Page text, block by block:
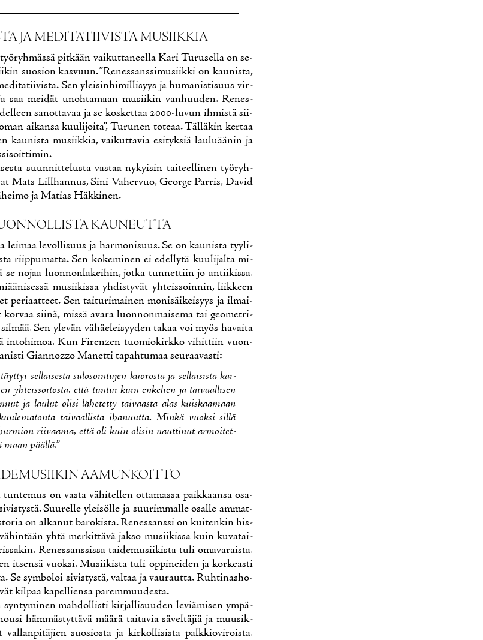
JA ME­DI­TA­TII­VIS­TA MUSIIK­KIA
pit­kään vai­kut­ta­neel­la Ka­ri Tu­rusel­la on se­
suo­sion kas­vuun. ”Re­nes­sans­si­musiik­ki on kau­nis­ta,
Sen ylei­sin­hi­mil­li­syys ja hu­ma­nis­ti­suus vir­
saa mei­dät unoh­ta­maan musii­kin van­huu­den. Re­nes­
sa­not­ta­vaa ja se kos­ket­taa 2000-lu­vun ih­mis­tä sii­
ai­kan­sa kuu­li­joi­ta”, Tu­ru­nen to­te­aa. Täl­lä­kin ker­taa
kau­nis­ta musiik­kia, vai­kut­ta­via esi­tyk­siä lau­lu­ää­nin ja
suun­nit­te­lus­ta vas­taa ny­kyi­sin tai­teel­li­nen työ­ryh­
Mats Lill­han­nus, Si­ni Va­her­vuo, Geor­ge Par­ris, Da­vid
ja Ma­tias Häk­ki­nen.
KAU­NEUT­TA
lei­maa le­vol­li­suus ja har­mo­ni­suus. Se on kau­nis­ta tyy­li-
riip­pu­mat­ta. Sen ko­ke­mi­nen ei edel­ly­tä kuu­li­jal­ta mi­
se no­jaa luon­non­la­kei­hin, jot­ka tun­net­tiin jo an­tii­kis­sa.
musii­kis­sa yh­dis­ty­vät yh­teis­soin­nin, liik­keen
pe­ri­aat­teet. Sen tai­tu­ri­mai­nen mo­ni­säi­kei­syys ja il­mai­
sii­nä, mis­sä ava­ra luon­non­mai­se­ma tai geo­met­ri­
Sen yle­vän vä­häe­lei­syy­den ta­kaa voi myös ha­vai­ta
in­to­hi­moa. Kun Fi­renzen tuo­mio­kirk­ko vi­hit­tiin vuon­
Gian­nozzo Ma­net­ti ta­pah­tu­maa seu­raa­vas­ti:
sel­lai­ses­ta su­los­oin­tu­jen kuo­ros­ta ja sel­lai­sis­ta kai­
yh­teis­soi­tos­ta, et­tä tun­tui kuin en­ke­lien ja tai­vaal­li­sen
ja lau­lut oli­si lä­he­tet­ty tai­vaas­ta alas kuis­kaa­maan
tai­vaal­lis­ta iha­nuut­ta. Min­kä vuok­si sil­lä
rii­vaa­ma, et­tä oli kuin oli­sin naut­ti­nut ar­moi­tet­
pääl­lä.”
AA­MUN­KOIT­TO
on vas­ta vä­hi­tel­len ot­ta­mas­sa paik­kaan­sa osa­
Suu­rel­le ylei­söl­le ja suu­rim­mal­le osal­le am­mat­
on al­ka­nut ba­ro­kis­ta. Re­nes­sans­si on kui­ten­kin his­
yh­tä mer­kit­tä­vä jak­so musii­kis­sa kuin ku­va­tai­
Re­nes­sans­sis­sa tai­de­musii­kis­ta tu­li oma­va­rais­ta.
it­sen­sä vuok­si. Musii­kis­ta tu­li op­pi­nei­den ja kor­keas­ti
Se sym­bo­loi si­vis­tys­tä, val­taa ja vau­raut­ta. Ruh­ti­nas­ho­
kil­paa ka­pel­lien­sa pa­rem­muu­des­ta.
mah­dol­lis­ti kir­jal­li­suu­den le­viä­mi­sen ym­pä­
häm­mäs­tyt­tä­vä mää­rä tai­ta­via sä­vel­tä­jiä ja muusik­
suo­sios­ta ja kir­kol­li­sis­ta palk­kio­vi­rois­ta.